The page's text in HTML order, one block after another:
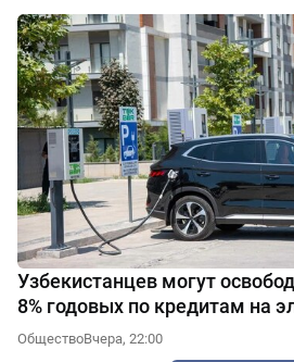
Узбекистанцев могут
8% годовых по кредитам на
ОбществоВчера, 22:00